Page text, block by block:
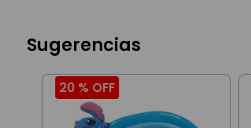
Sugerencias
20 % OFF